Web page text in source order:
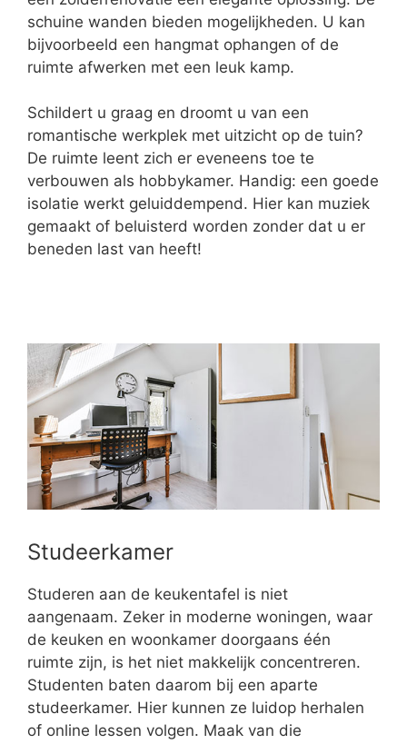
schuine wanden bieden mogelijkheden. U kan
bijvoorbeeld een hangmat ophangen of de
ruimte afwerken met een leuk kamp.
Schildert u graag en droomt u van een
romantische werkplek met uitzicht op de tuin?
De ruimte leent zich er eveneens toe te
verbouwen als hobbykamer. Handig: een goede
isolatie werkt geluiddempend. Hier kan muziek
gemaakt of beluisterd worden zonder dat u er
beneden last van heeft!
Studeerkamer
Studeren aan de keukentafel is niet
aangenaam. Zeker in moderne woningen, waar
de keuken en woonkamer doorgaans één
ruimte zijn, is het niet makkelijk concentreren.
Studenten baten daarom bij een aparte
studeerkamer. Hier kunnen ze luidop herhalen
of online lessen volgen. Maak van die